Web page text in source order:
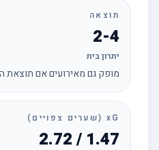
תוצאה
2-4
יתרון בית
מופק גם מאירועים אם תוצאת ה־API לא זמינה
xG (שערים צפויים)
1.47 / 2.72